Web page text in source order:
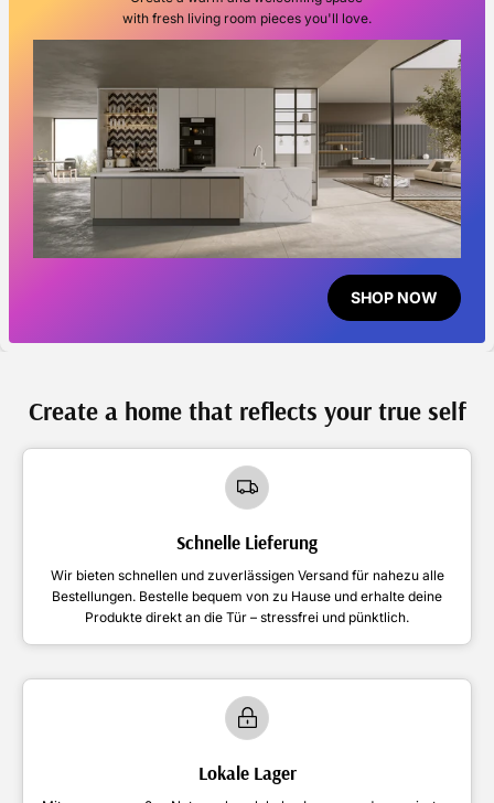
with fresh living room pieces you'll love.
SHOP NOW
Create a home that reflects your true self
Schnelle Lieferung
Wir bieten schnellen und zuverlässigen Versand für nahezu alle
Bestellungen. Bestelle bequem von zu Hause und erhalte deine
Produkte direkt an die Tür – stressfrei und pünktlich.
Lokale Lager